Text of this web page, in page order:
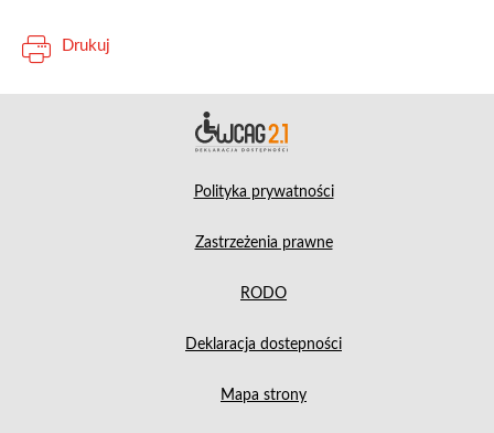
Drukuj
Polityka prywatności
Zastrzeżenia prawne
RODO
Deklaracja dostepności
Mapa strony